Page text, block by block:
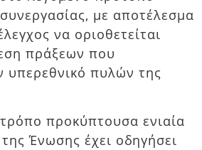
με αποτέλεσμα
να οριοθετείται
πράξεων που
υπερεθνικό πυλών της
προκύπτουσα ενιαία
Ένωσης έχει οδηγήσει